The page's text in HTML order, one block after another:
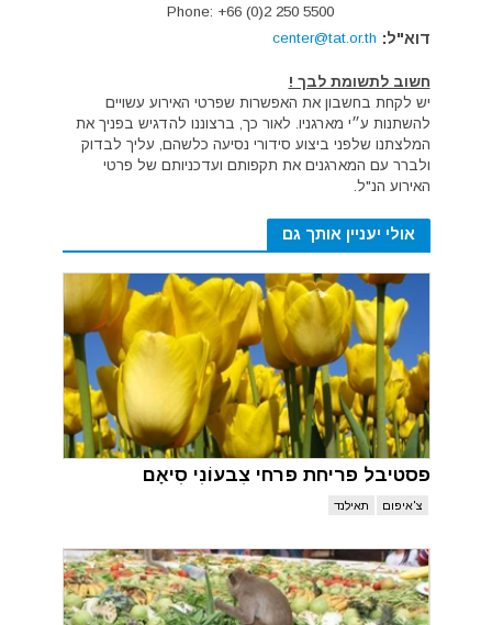
Phone: +66 (0)2 250 5500
דוא"ל: center@tat.or.th
חשוב לתשומת לבך !
יש לקחת בחשבון את האפשרות שפרטי האירוע עשויים
להשתנות ע״י מארגניו. לאור כך, ברצוננו להדגיש בפניך את
המלצתנו שלפני ביצוע סידורי נסיעה כלשהם, עליך לבדוק
ולברר עם המארגנים את תקפותם ועדכניותם של פרטי
האירוע הנ"ל.
אולי יעניין אותך גם
פסטיבל פריחת פרחי צִבעוֹנִי סִיאָם
צ'איפום תאילנד